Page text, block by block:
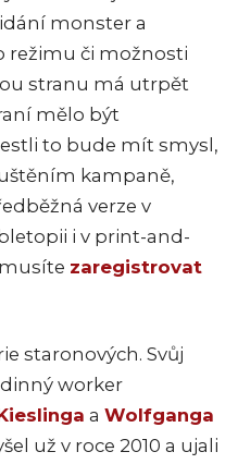
monster a
režimu či možnosti
stranu má utrpět
mělo být
to bude mít smysl,
kampaně,
verze v
i v print-and-
zaregistrovat
staronových. Svůj
worker
a Wolfganga
už v roce 2010 a ujali